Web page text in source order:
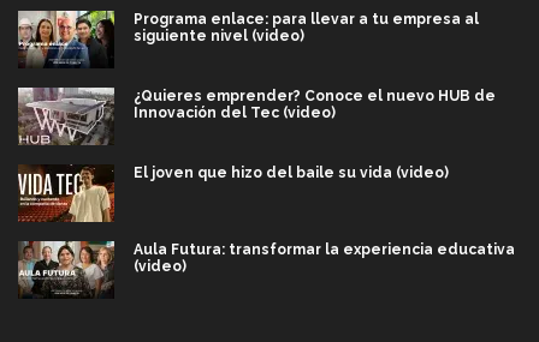
Programa enlace: para llevar a tu empresa al
siguiente nivel (video)
¿Quieres emprender? Conoce el nuevo HUB de
Innovación del Tec (video)
El joven que hizo del baile su vida (video)
Aula Futura: transformar la experiencia educativa
(video)